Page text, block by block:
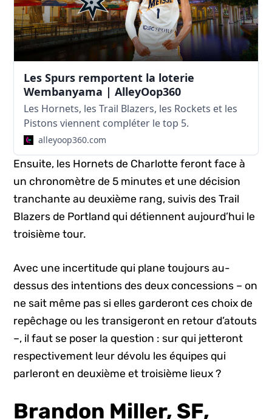
Les Spurs remportent la loterie
Wembanyama | AlleyOop360
Les Hornets, les Trail Blazers, les Rockets et les
Pistons viennent compléter le top 5.
alleyoop360.com
Ensuite, les Hornets de Charlotte feront face à
un chronomètre de 5 minutes et une décision
tranchante au deuxième rang, suivis des Trail
Blazers de Portland qui détiennent aujourd’hui le
troisième tour.
Avec une incertitude qui plane toujours au-
dessus des intentions des deux concessions – on
ne sait même pas si elles garderont ces choix de
repêchage ou les transigeront en retour d’atouts
–, il faut se poser la question : sur qui jetteront
respectivement leur dévolu les équipes qui
parleront en deuxième et troisième lieux ?
Brandon Miller, SF,